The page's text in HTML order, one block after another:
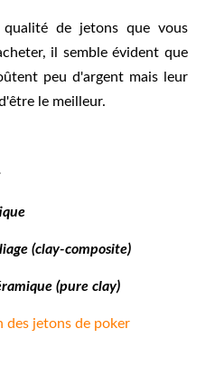
de jetons que vous
il semble évident que
peu d'argent mais leur
le meilleur.
(clay-composite)
(pure clay)
des jetons de poker